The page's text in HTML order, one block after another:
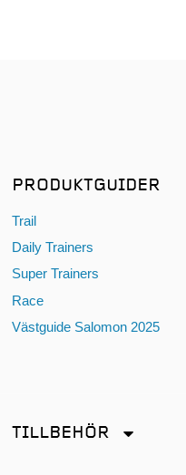
PRODUKTGUIDER
Trail
Daily Trainers
Super Trainers
Race
Västguide Salomon 2025
TILLBEHÖR